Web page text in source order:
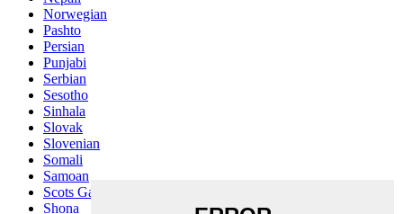
Norwegian
Pashto
Persian
Punjabi
Serbian
Sesotho
Sinhala
Slovak
Slovenian
Somali
Samoan
Scots Gaelic
Shona